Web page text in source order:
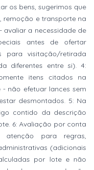
os bens, sugerimos que
remoção e transporte na
a necessidade de
antes de ofertar
para visitação/retirada
diferentes entre si). 4:
itens citados na
não efetuar lances sem
desmontados. 5: Na
contido da descrição
6: Avaliação por conta
para regras,
(adicionais
por lote e não